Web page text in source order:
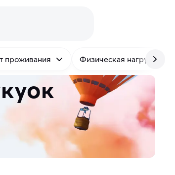
проживания Физическая нагрузка